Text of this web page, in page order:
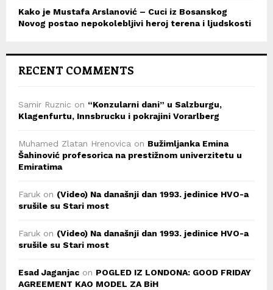
Kako je Mustafa Arslanović – Cuci iz Bosanskog
Novog postao nepokolebljivi heroj terena i ljudskosti
RECENT COMMENTS
Samir Ruznic on “Konzularni dani” u Salzburgu,
Klagenfurtu, Innsbrucku i pokrajini Vorarlberg
Muhamed Zlatan Hrenovica on Bužimljanka Emina
Šahinović profesorica na prestižnom univerzitetu u
Emiratima
Faruk on (Video) Na današnji dan 1993. jedinice HVO-a
srušile su Stari most
Faruk on (Video) Na današnji dan 1993. jedinice HVO-a
srušile su Stari most
Esad Jaganjac on POGLED IZ LONDONA: GOOD FRIDAY
AGREEMENT KAO MODEL ZA BiH